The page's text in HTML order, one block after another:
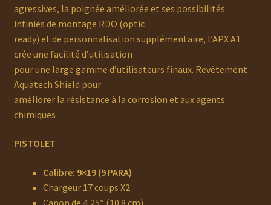
agressives, la poignée améliorée et ses possibilités
infinies de montage RDO (optic
ready) et de personnalisation supplémentaire, l’APX A1
crée une facilité d’utilisation
pour une large gamme d’utilisateurs finaux. Revêtement
Aquatech Shield pour
améliorer la résistance à la corrosion et aux agents
chimiques
PISTOLET
Calibre: 9×19 (9 PARA)
Chargeur 17 coups X2
Canon de 4,25″ (10.8 cm)